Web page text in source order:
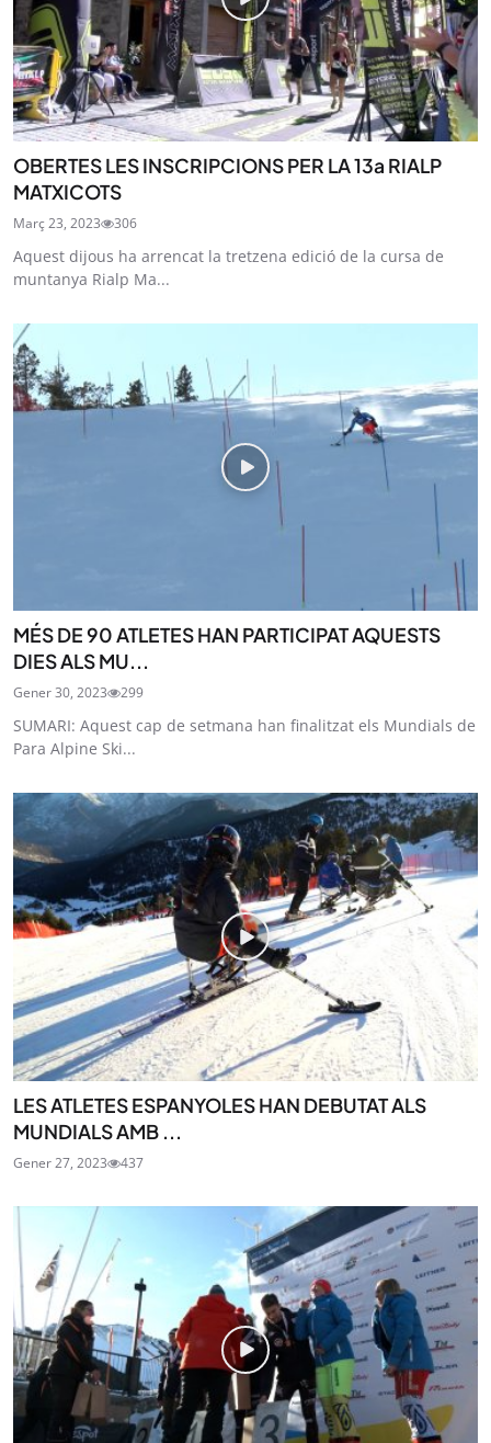
OBERTES LES INSCRIPCIONS PER LA 13a RIALP
MATXICOTS
Març 23, 2023 306
Aquest dijous ha arrencat la tretzena edició de la cursa de
muntanya Rialp Ma...
MÉS DE 90 ATLETES HAN PARTICIPAT AQUESTS
DIES ALS MU...
Gener 30, 2023 299
SUMARI: Aquest cap de setmana han finalitzat els Mundials de
Para Alpine Ski...
LES ATLETES ESPANYOLES HAN DEBUTAT ALS
MUNDIALS AMB ...
Gener 27, 2023 437
SUBSCRIU-TE